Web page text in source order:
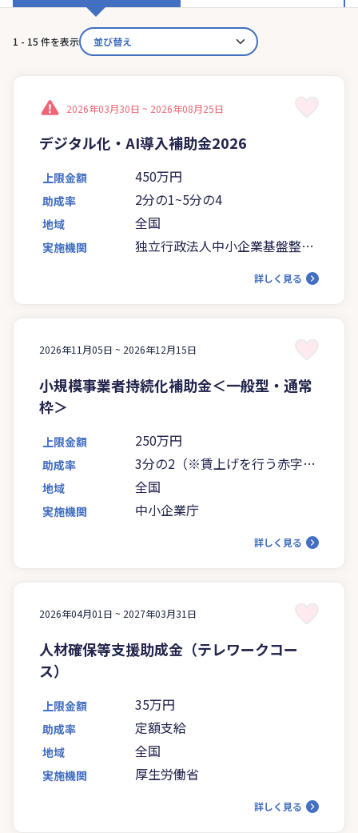
1 - 15 件を表示
2026年03月30日 ~ 2026年08月25日
デジタル化・AI導入補助金2026
上限金額 450万円
助成率 2分の1~5分の4
地域 全国
実施機関
独立行政法人中小企業基盤整備
詳しく見る
2026年11月05日 ~ 2026年12月15日
小規模事業者持続化補助金＜一般型・通常
枠＞
上限金額 250万円
助成率
3分の2（※賃上げを行う赤字事
業者は4分の3に引き上げ）
地域 全国
実施機関 中小企業庁
詳しく見る
2026年04月01日 ~ 2027年03月31日
人材確保等支援助成金（テレワークコー
ス）
上限金額 35万円
助成率 定額支給
地域 全国
実施機関 厚生労働省
詳しく見る